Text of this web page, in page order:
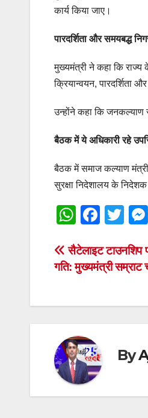
कार्य किया जाए।
पारदर्शिता और समयबद्ध
मुख्यमंत्री ने कहा कि राज्य
क्रियान्वयन, पारदर्शिता
उन्होंने कहा कि जनकल्याण
बैठक में ये अधिकारी रहे
बैठक में समाज कल्याण
सुरक्षा निदेशालय के निदेशक
W
at
s
p
p
F
c
e
o
k
T
tt
er
Post
navigation
सैटेलाइट टाउनशिप
गति: मुख्यमंत्री सम्राट
By